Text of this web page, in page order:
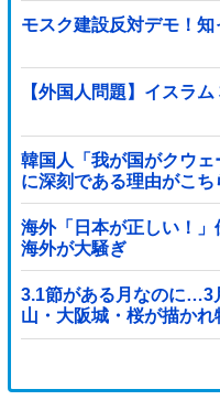
モスク建設反対デモ！知
【外国人問題】イスラ
韓国人「我が国がクウ
に深刻である理由がこ
（ブルブル」＝韓国の反
海外「日本が正しい！
海外が大騒ぎ
3.1節がある月なのに…3
山・大阪城・桜が描か